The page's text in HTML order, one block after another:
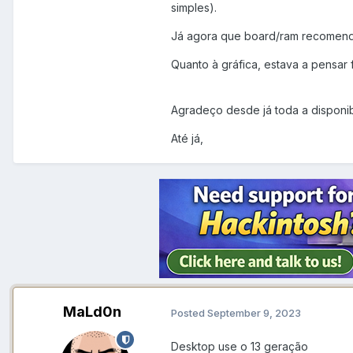
simples).
Já agora que board/ram
Quanto à gráfica, estava a
Agradeço desde já toda a
Até já,
MaLd0n Posted September 9, 2023
Desktop use o 13 geração